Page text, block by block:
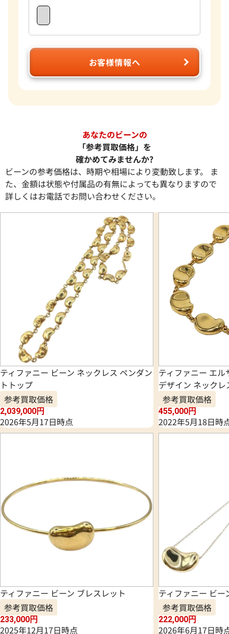
お客様情報へ
あなたのビーンの
「参考買取価格」を
確かめてみませんか?
ビーンの参考価格は、時期や相場により変動致します。 ま
た、金額は状態や付属品の有無によっても異なりますので
詳しくはお電話でお問い合わせください。
ティファニー ビーン ネックレス ペンダン
トトップ
参考買取価格
2,039,000円
2026年5月17日時点
ティファニー エ
デザイン ネックレ
参考買取価格
455,000円
2022年5月18日時
ティファニー ビーン ブレスレット
参考買取価格
233,000円
2025年12月17日時点
ティファニー ビー
参考買取価格
222,000円
2026年6月17日時